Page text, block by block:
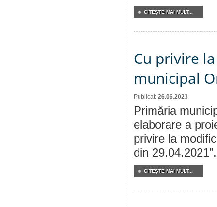
CITEŞTE MAI MULT...
Cu privire
municipal
Publicat: 26.06.2023
Primăria
elaborare a
privire la
din 29.04.2021”.
CITEŞTE MAI MULT...